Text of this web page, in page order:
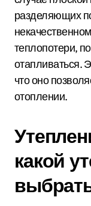
разделяющих
теплопотери,
отапливаться.
что оно
отоплении.
какой